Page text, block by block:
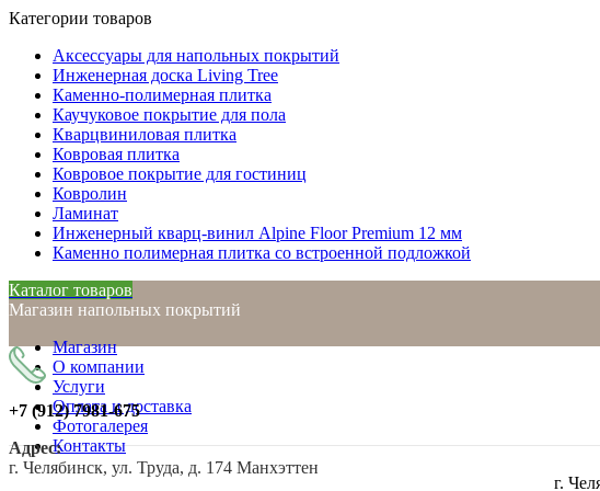
Категории товаров
Аксессуары для напольных покрытий
Инженерная доска Living Tree
Каменно-полимерная плитка
Каучуковое покрытие для пола
Кварцвиниловая плитка
Ковровая плитка
Ковровое покрытие для гостиниц
Ковролин
Ламинат
Инженерный кварц-винил Alpine Floor Premium 12 мм
Каменно полимерная плитка со встроенной подложкой
Каталог товаров
Магазин напольных покрытий
Магазин
О компании
Услуги
Оплата и доставка
Фотогалерея
Контакты
г.
+7 (912)7981-675
Адрес:
г. Челябинск, ул. Труда, д. 174 Манхэттен